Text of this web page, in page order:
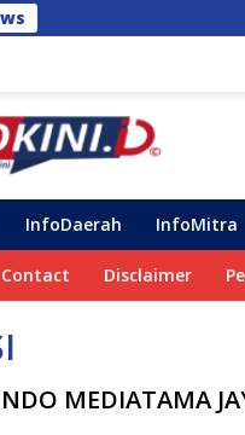
InfoDaerah InfoMitra
Contact Disclaimer
MEDIATAMA